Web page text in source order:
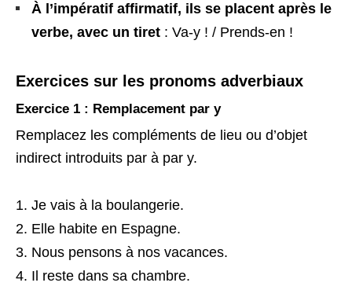
À l’impératif affirmatif, ils se placent après le
verbe, avec un tiret : Va-y ! / Prends-en !
Exercices sur les pronoms adverbiaux
Exercice 1 : Remplacement par y
Remplacez les compléments de lieu ou d’objet
indirect introduits par à par y.
Je vais à la boulangerie.
Elle habite en Espagne.
Nous pensons à nos vacances.
Il reste dans sa chambre.